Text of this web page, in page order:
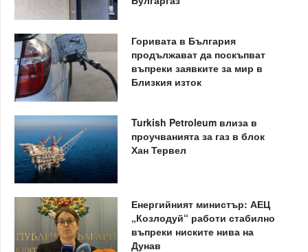
Горивата в България
продължават да поскъпват
въпреки заявките за мир в
Близкия изток
Turkish Petroleum влиза в
проучванията за газ в блок
Хан Тервел
Енергийният министър: АЕЦ
„Козлодуй“ работи стабилно
въпреки ниските нива на
Дунав